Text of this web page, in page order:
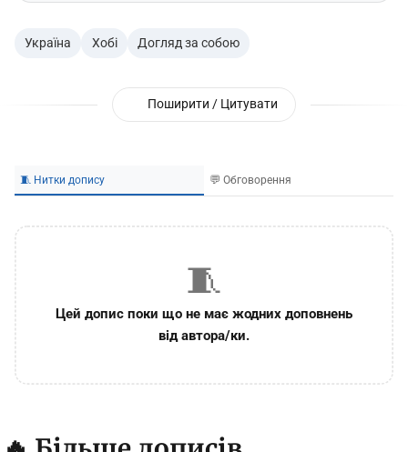
Україна Хобі Догляд за собою
Поширити / Цитувати
🧵 Нитки допису 💬 Обговорення
🧵
Цей допис поки що не має жодних доповнень
від автора/ки.